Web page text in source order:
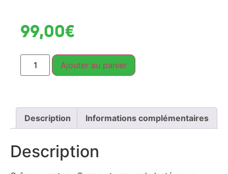
99,00€
Ajouter au panier
Description Informations complémentaires
Description